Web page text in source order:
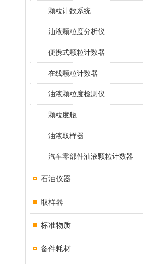
颗粒计数系统
油液颗粒度分析仪
便携式颗粒计数器
在线颗粒计数器
油液颗粒度检测仪
颗粒度瓶
油液取样器
汽车零部件油液颗粒计数器
石油仪器
取样器
标准物质
备件耗材